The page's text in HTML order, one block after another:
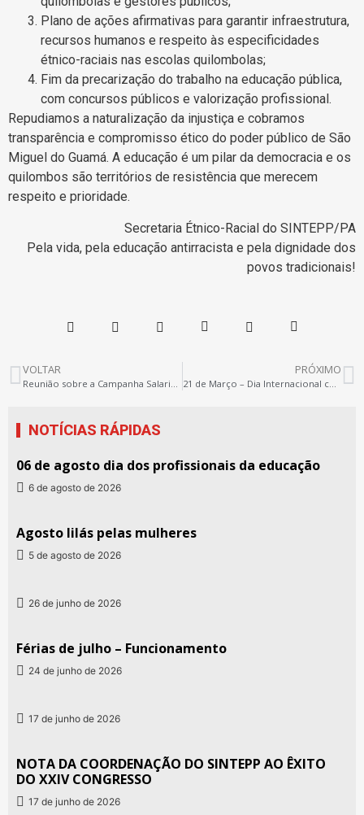
Plano de ações afirmativas para garantir infraestrutura,
recursos humanos e respeito às especificidades
étnico-raciais nas escolas quilombolas;
Fim da precarização do trabalho na educação pública,
com concursos públicos e valorização profissional.
Repudiamos a naturalização da injustiça e cobramos
transparência e compromisso ético do poder público de São
Miguel do Guamá. A educação é um pilar da democracia e os
quilombos são territórios de resistência que merecem
respeito e prioridade.
Secretaria Étnico-Racial do SINTEPP/PA
Pela vida, pela educação antirracista e pela dignidade dos
povos tradicionais!
VOLTAR
Reunião sobre a Campanha Salarial na SEPLAD
PRÓXIMO
21 de Março – Dia Internacional contra a Discriminação Racial
NOTÍCIAS RÁPIDAS
06 de agosto dia dos profissionais da educação
6 de agosto de 2026
Agosto lilás pelas mulheres
5 de agosto de 2026
26 de junho de 2026
Férias de julho – Funcionamento
24 de junho de 2026
17 de junho de 2026
NOTA DA COORDENAÇÃO DO SINTEPP AO ÊXITO
DO XXIV CONGRESSO
17 de junho de 2026